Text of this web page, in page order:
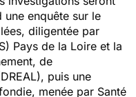
enquête sur le
diligentée par
Pays de la Loire et la
de
puis une
menée par Santé